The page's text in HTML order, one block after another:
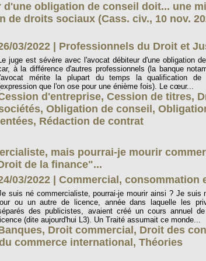
d'une obligation de conseil doit... une
de droits sociaux (Cass. civ., 10 nov.
03/2022
Professionnels du Droit et
juge est sévère avec l'avocat débiteur d'une obligation
à la différence d'autres professionnels (la banque
l'avocat mérite la plupart du temps la qualification de
que l'on ose pour une énième fois). Le cœur...
d'entreprise, Cession de titres,
, Obligation de conseil ,
, Rédaction de contrat
mais pourrai-je mourir
de la finance"...
03/2022
Commercial, consommation
suis né commercialiste, pourrai-je mourir ainsi ? Je suis
ou un autre de licence, année dans laquelle les
des publicistes, avaient créé un cours annuel
licence (dite aujourd'hui L3). Un Traité assumait ce monde...
, Droit commercial , Droit des
commerce international , Théories